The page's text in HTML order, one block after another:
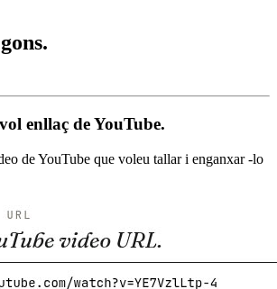
enllaç de YouTube.
de YouTube que voleu tallar i enganxar -lo